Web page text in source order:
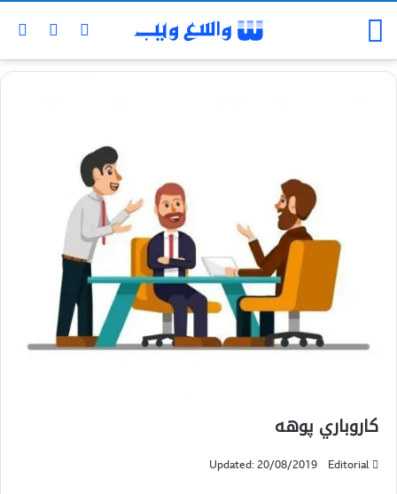
کاروباري پوهه
Editorial
Updated: 20/08/2019